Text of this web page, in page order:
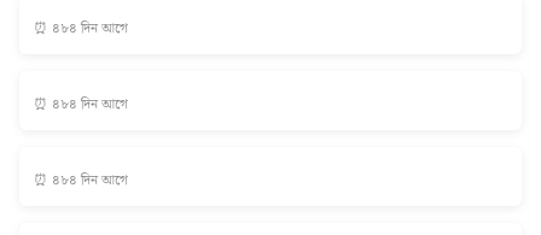
⏰ ৪৮৪ দিন আগে
⏰ ৪৮৪ দিন আগে
⏰ ৪৮৪ দিন আগে